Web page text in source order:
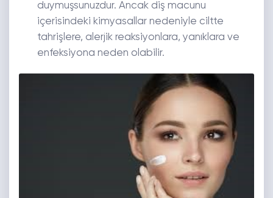
duymuşsunuzdur. Ancak diş macunu
içerisindeki kimyasallar nedeniyle ciltte
tahrişlere, alerjik reaksiyonlara, yanıklara ve
enfeksiyona neden olabilir.